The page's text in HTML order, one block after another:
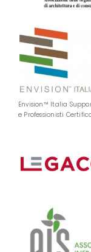
Envision™ Italia
e Professionisti